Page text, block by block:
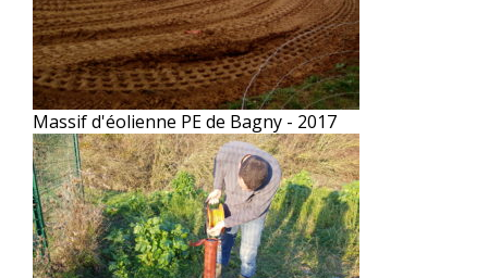
Massif d'éolienne PE de Bagny - 2017